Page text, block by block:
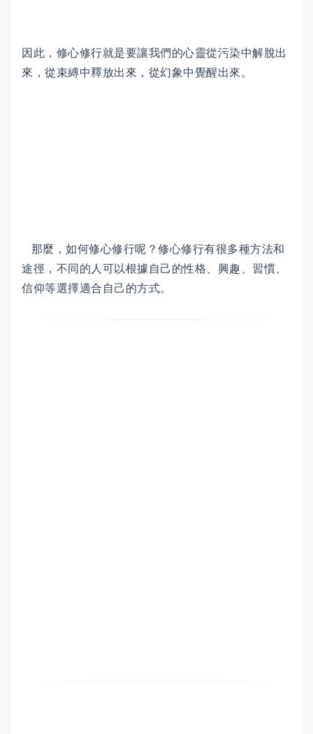
因此，修心修行就是要讓我們的心靈從污染中解脫出
來，從束縛中釋放出來，從幻象中覺醒出來。
那麼，如何修心修行呢？修心修行有很多種方法和
途徑，不同的人可以根據自己的性格、興趣、習慣、
信仰等選擇適合自己的方式。